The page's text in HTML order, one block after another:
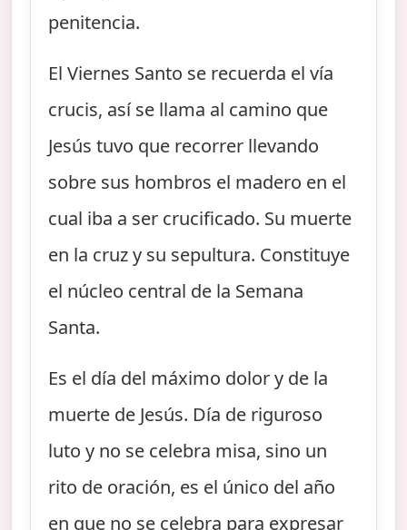
penitencia.
El Viernes Santo se recuerda el vía
crucis, así se llama al camino que
Jesús tuvo que recorrer llevando
sobre sus hombros el madero en el
cual iba a ser crucificado. Su muerte
en la cruz y su sepultura. Constituye
el núcleo central de la Semana
Santa.
Es el día del máximo dolor y de la
muerte de Jesús. Día de riguroso
luto y no se celebra misa, sino un
rito de oración, es el único del año
en que no se celebra para expresar